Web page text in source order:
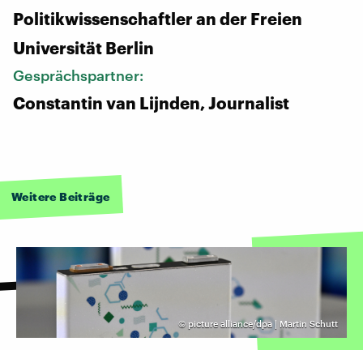
Politikwissenschaftler an der Freien
Universität Berlin
Gesprächspartner:
Constantin van Lijnden, Journalist
Weitere Beiträge
© picture alliance/dpa | Martin Schutt